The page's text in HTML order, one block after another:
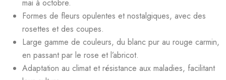
mai à octobre.
Formes de fleurs opulentes et nostalgiques, avec des
rosettes et des coupes.
Large gamme de couleurs, du blanc pur au rouge carmin,
en passant par le rose et l’abricot.
Adaptation au climat et résistance aux maladies, facilitant